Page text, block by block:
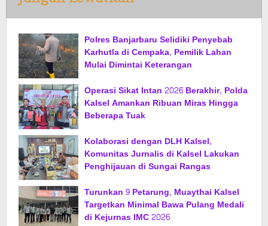
Polres Banjarbaru Selidiki Penyebab
Karhutla di Cempaka, Pemilik Lahan
Mulai Dimintai Keterangan
Operasi Sikat Intan 2026 Berakhir, Polda
Kalsel Amankan Ribuan Miras Hingga
Beberapa Tuak
Kolaborasi dengan DLH Kalsel,
Komunitas Jurnalis di Kalsel Lakukan
Penghijauan di Sungai Rangas
Turunkan 9 Petarung, Muaythai Kalsel
Targetkan Minimal Bawa Pulang Medali
di Kejurnas IMC 2026